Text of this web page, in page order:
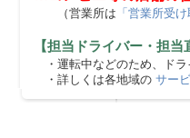
（営業所は 「営業所受
【担当ドライバー・担当
・運転中などのため、ドラ
・詳しくは各地域の サー